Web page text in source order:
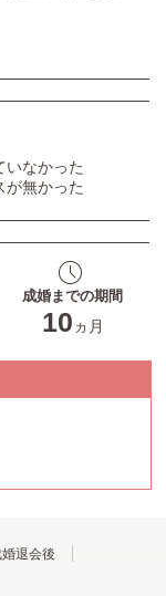
いなかった
が無かった
成婚までの期間
10 ヵ月
婚退会後